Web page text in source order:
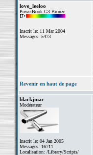
love_leeloo
PowerBook G3 Bronze
Inscrit le: 11 Mar 2004
Messages: 5473
Revenir en haut de page
blackjmac
Modérateur
Inscrit le: 04 Jan 2005
Messages: 16711
Localisation: /Library/Scripts/